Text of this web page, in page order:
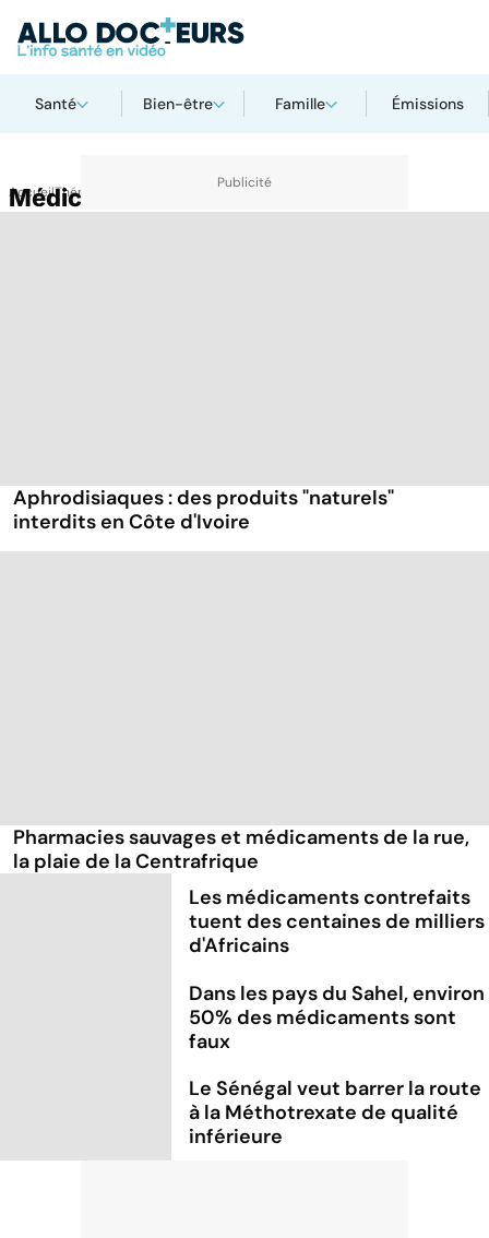
Santé Bien-être Famille Émissions
AccueilThématiques
Médicaments de la rue
Aphrodisiaques : des produits "naturels"
interdits en Côte d'Ivoire
Pharmacies sauvages et médicaments de la rue,
la plaie de la Centrafrique
Les médicaments contrefaits
tuent des centaines de milliers
d'Africains
Dans les pays du Sahel, environ
50% des médicaments sont
faux
Le Sénégal veut barrer la route
à la Méthotrexate de qualité
inférieure